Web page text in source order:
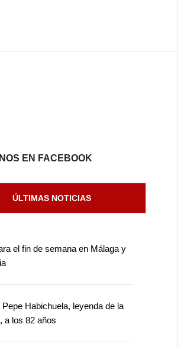
EN FACEBOOK
ÚLTIMAS NOTICIAS
el fin de semana en Málaga y
Habichuela, leyenda de la
a los 82 años